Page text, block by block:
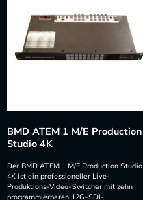
BMD ATEM 1 M/E Production
Studio 4K
Der BMD ATEM 1 M/E Production Studio
4K ist ein professioneller Live-
Produktions-Video-Switcher mit zehn
programmierbaren 12G-SDI-